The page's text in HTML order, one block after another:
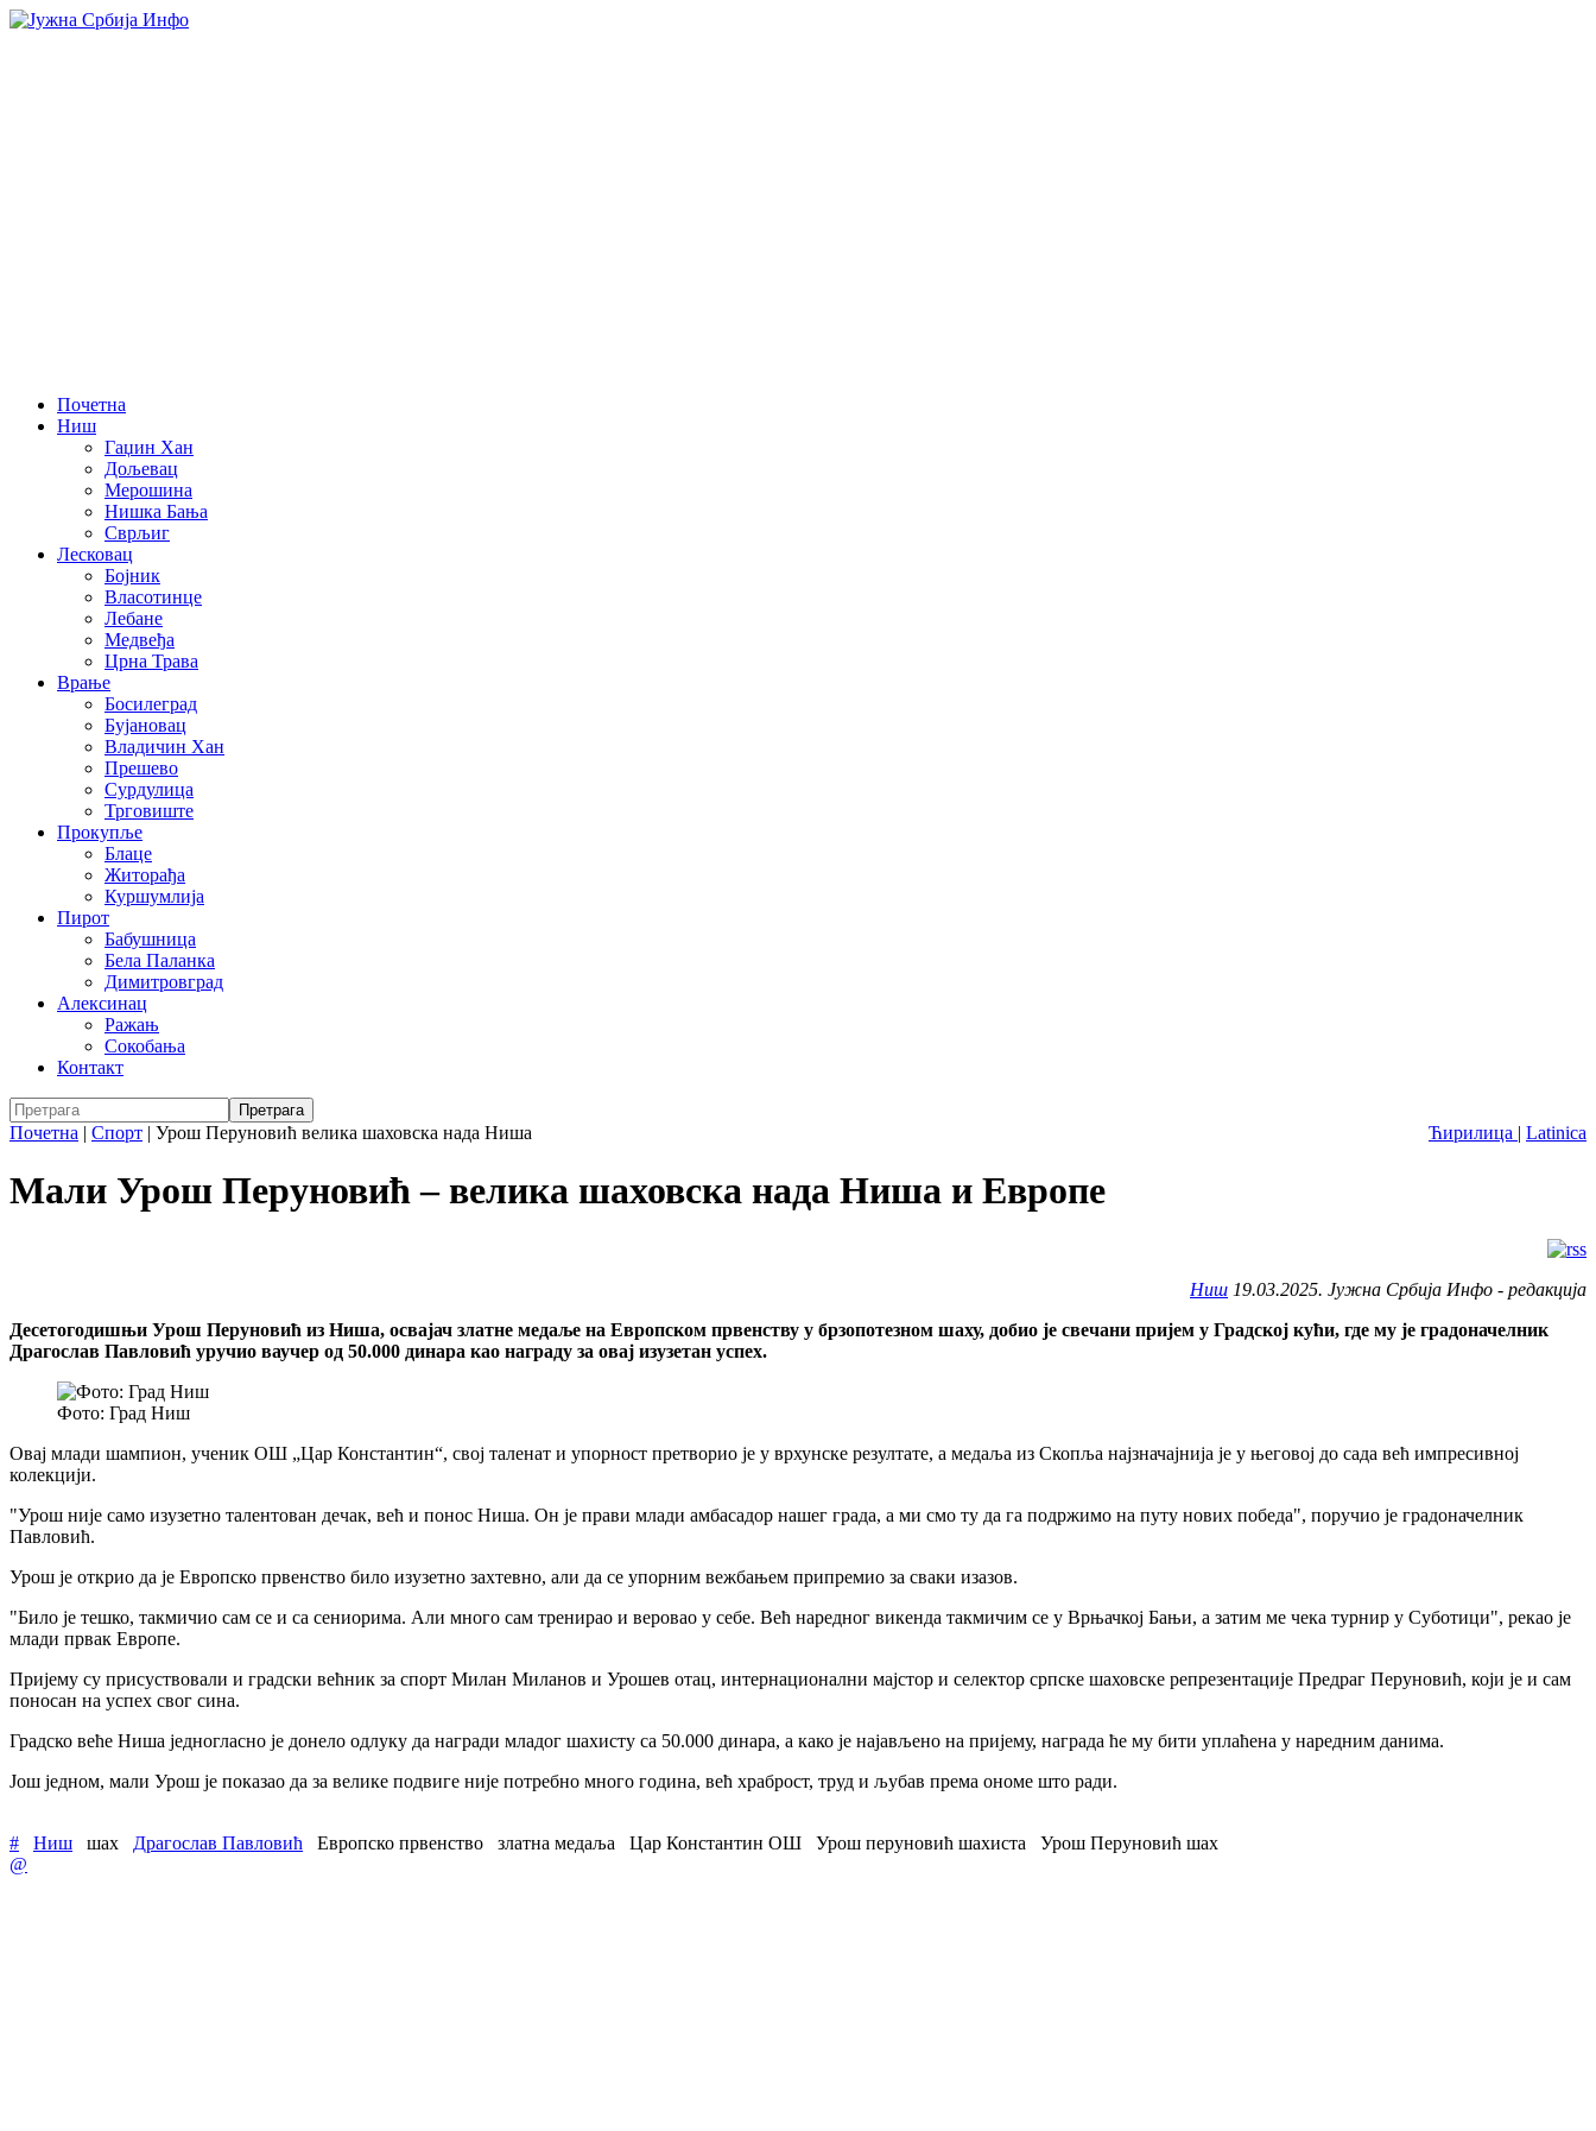
Почетна
Ниш
Гаџин Хан
Дољевац
Мерошина
Нишка Бања
Сврљиг
Лесковац
Бојник
Власотинце
Лебане
Медвеђа
Црна Трава
Врање
Босилеград
Бујановац
Владичин Хан
Прешево
Сурдулица
Трговиште
Прокупље
Блаце
Житорађа
Куршумлија
Пирот
Бабушница
Бела Паланка
Димитровград
Алексинац
Ражањ
Сокобања
Контакт
Ћирилица | Latinica
Почетна | Спорт | Урош Перуновић велика шаховска нада Ниша
Мали Урош Перуновић – велика шаховска нада Ниша и Европе
Ниш 19.03.2025. Јужна Србија Инфо - редакција
Десетогодишњи Урош Перуновић из Ниша, освајач златне медаље на Европском првенству у брзопотезном шаху, добио је свечани пријем у Градској кући, где му је градоначелник
Драгослав Павловић уручио ваучер од 50.000 динара као награду за овај изузетан успех.
Фото: Град Ниш
Овај млади шампион, ученик ОШ „Цар Константин“, свој таленат и упорност претворио је у врхунске резултате, а медаља из Скопља најзначајнија је у његовој до сада већ импресивној
колекцији.
"Урош није само изузетно талентован дечак, већ и понос Ниша. Он је прави млади амбасадор нашег града, а ми смо ту да га подржимо на путу нових победа", поручио је градоначелник
Павловић.
Урош је открио да је Европско првенство било изузетно захтевно, али да се упорним вежбањем припремио за сваки изазов.
"Било је тешко, такмичио сам се и са сениорима. Али много сам тренирао и веровао у себе. Већ наредног викенда такмичим се у Врњачкој Бањи, а затим ме чека турнир у Суботици", рекао је
млади првак Европе.
Пријему су присуствовали и градски већник за спорт Милан Миланов и Урошев отац, интернационални мајстор и селектор српске шаховске репрезентације Предраг Перуновић, који је и сам
поносан на успех свог сина.
Градско веће Ниша једногласно је донело одлуку да награди младог шахисту са 50.000 динара, а како је најављено на пријему, награда ће му бити уплаћена у наредним данима.
Још једном, мали Урош је показао да за велике подвиге није потребно много година, већ храброст, труд и љубав према ономе што ради.
# Ниш шах Драгослав Павловић Европско првенство златна медаља Цар Константин ОШ Урош перуновић шахиста
Урош Перуновић шах
@